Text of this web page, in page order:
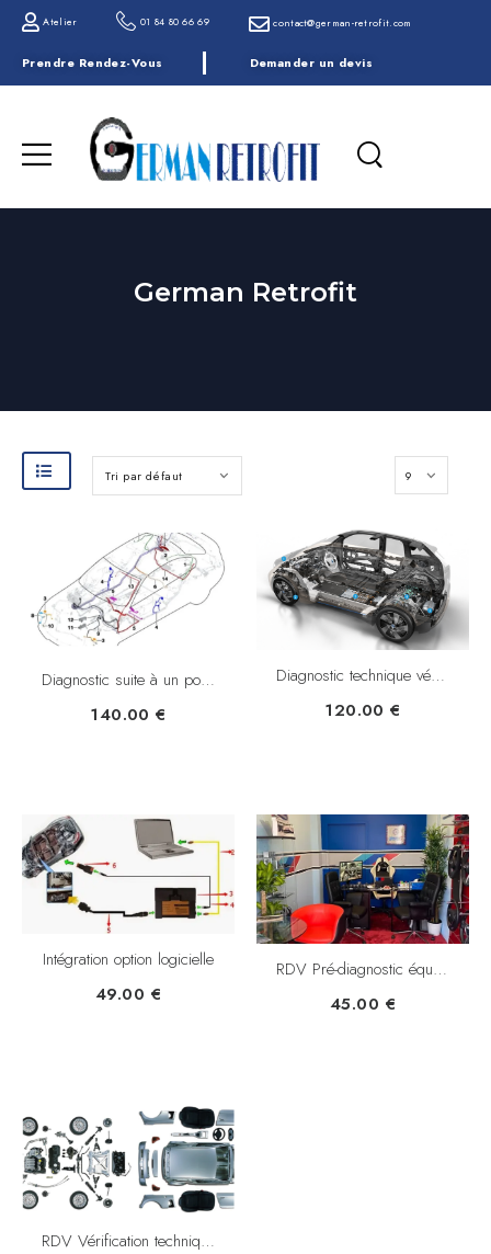
Atelier 01 84 80 66 69 contact@german-retrofit.com
Prendre Rendez-Vous Demander un devis
German Retrofit
Diagnostic suite à un post-équipement
140.00€
Diagnostic technique véhicules BMW-MINI
120.00€
Intégration option logicielle
49.00 €
RDV Pré-diagnostic équipements véhicule
45.00 €
RDV Vérification technique pièces